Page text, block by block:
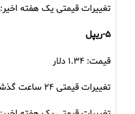
تغییرات قیمتی یک هفته اخیر: ۱۲.۵۴ درصد افزایش
۵-ریپل
قیمت: ۱.۳۴ دلار
تغییرات قیمتی ۲۴ ساعت گذشته: ۰.۳۱ درصد کاهش